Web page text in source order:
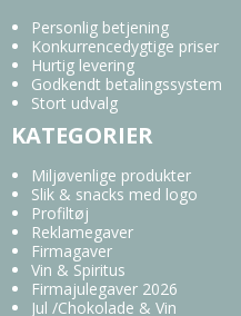
Personlig betjening
Konkurrencedygtige priser
Hurtig levering
Godkendt betalingssystem
Stort udvalg
KATEGORIER
Miljøvenlige produkter
Slik & snacks med logo
Profiltøj
Reklamegaver
Firmagaver
Vin & Spiritus
Firmajulegaver 2026
Jul /Chokolade & Vin